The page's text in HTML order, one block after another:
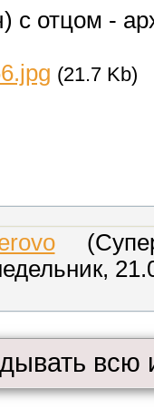
с отцом -
(21.7 Kb)